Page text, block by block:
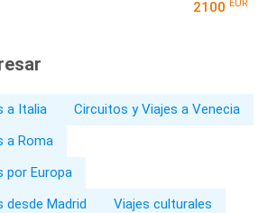
2100 EUR
a Italia
Circuitos y Viajes a Venecia
a Roma
por Europa
desde Madrid
Viajes culturales